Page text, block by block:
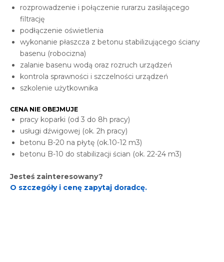
rozprowadzenie i połączenie rurarzu zasilającego
filtrację
podłączenie oświetlenia
wykonanie płaszcza z betonu stabilizującego ściany
basenu (robocizna)
zalanie basenu wodą oraz rozruch urządzeń
kontrola sprawności i szczelności urządzeń
szkolenie użytkownika
CENA NIE OBEJMUJE
pracy koparki (od 3 do 8h pracy)
usługi dźwigowej (ok. 2h pracy)
betonu B-20 na płytę (ok.10-12 m3)
betonu B-10 do stabilizacji ścian (ok. 22-24 m3)
Jesteś zainteresowany?
O szczegóły i cenę zapytaj doradcę.